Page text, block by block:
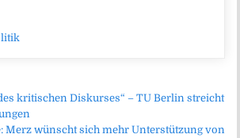
kritischen Diskurses“ – TU Berlin streicht
Merz wünscht sich mehr Unterstützung von